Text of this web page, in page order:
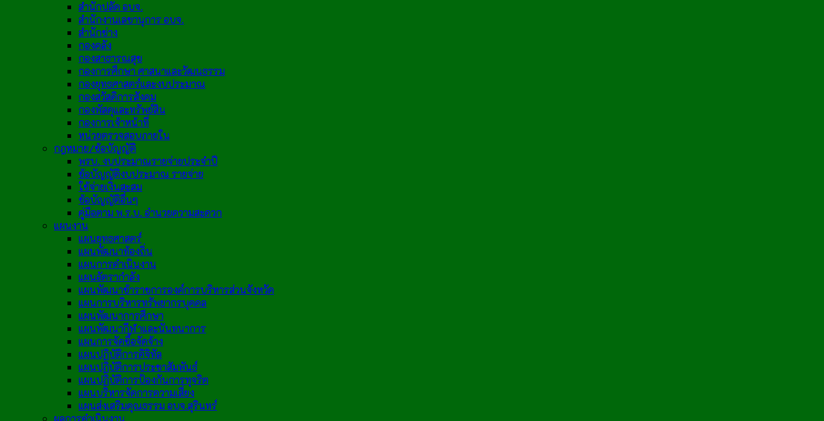
สำนักปลัด อบจ.
สำนักงานเลขานุการ อบจ.
สำนักช่าง
กองคลัง
กองสาธารณสุข
กองการศึกษา ศาสนาและวัฒนธรรม
กองยุทธศาสตร์และงบประมาณ
กองสวัสดิการสังคม
กองพัสดุและทรัพย์สิน
กองการเจ้าหน้าที่
หน่วยตรวจสอบภายใน
กฎหมาย/ข้อบัญญัติ
พรบ. งบประมาณรายจ่ายประจำปี
ข้อบัญญัติงบประมาณ รายจ่าย
ใช้จ่ายเงินสะสม
ข้อบัญญัติอื่นๆ
คู่มือตาม พ.ร.บ. อำนวยความสะดวก
แผนงาน
แผนยุทธศาสตร์
แผนพัฒนาท้องถิ่น
แผนการดำเนินงาน
แผนอัตรากำลัง
แผนพัฒนาข้าราชการองค์การบริหารส่วนจังหวัด
แผนการบริหารทรัพยากรบุคคล
แผนพัฒนาการศึกษา
แผนพัฒนากีฬาและนันทนาการ
แผนการจัดซื้อจัดจ้าง
แผนปฏิบัติการดิจิทัล
แผนปฏิบัติการประชาสัมพันธ์
แผนปฏิบัติการป้องกันการทุจริต
แผนบริหารจัดการความเสี่ยง
แผนส่งเสริมคุณธรรม อบจ.สุรินทร์
ผลการดำเนินงาน